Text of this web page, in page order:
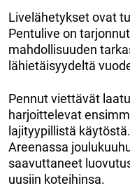
Livelähetykset ovat
Pentulive on
mahdollisuuden
lähietäisyydeltä
Pennut viettävät
harjoittelevat
lajityypillistä
Areenassa
saavuttaneet
uusiin koteihinsa.